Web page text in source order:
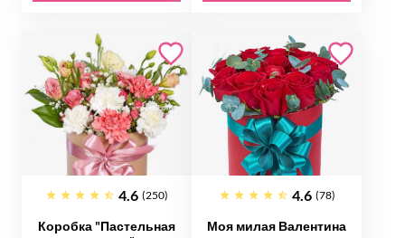
4.6 (250)
Коробка "Пастельная
4.6 (78)
Моя милая Валентина